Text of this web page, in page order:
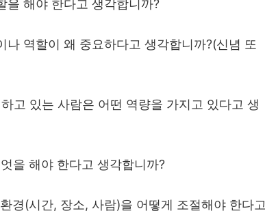
을 해야 한다고 생각합니까?
나 역할이 왜 중요하다고 생각합니까?(신념 또
고 있는 사람은 어떤 역량을 가지고 있다고 생
을 해야 한다고 생각합니까?
경(시간, 장소, 사람)을 어떻게 조절해야 한다고